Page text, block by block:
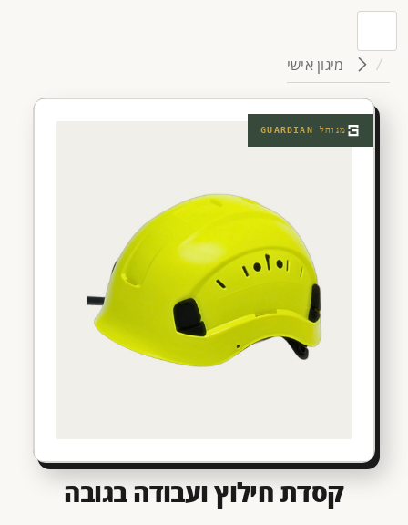
מיגון אישי
מנוהל GUARDIAN
קסדת חילוץ ועבודה בגובה